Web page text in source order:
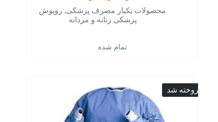
محصولات یکبار مصرف پزشکی, روپوش
پزشکی زنانه و مردانه
تمام شده
فروخته شد